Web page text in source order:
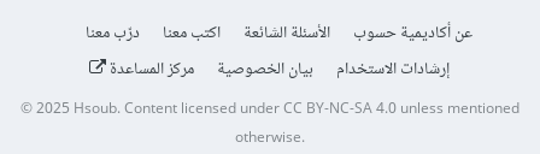
عن أكاديمية حسوب الأسئلة الشائعة اكتب معنا
درّب معنا
إرشادات الاستخدام
بيان الخصوصية مركز المساعدة
© 2025Hsoub.Content licensed underCC BY-NC-SA 4.0unless mentioned
otherwise.